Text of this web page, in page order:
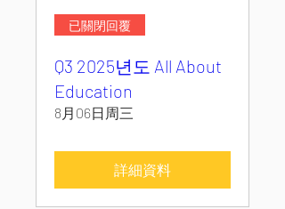
已關閉回覆
Q3 2025년도 All About
Education
8月06日周三
詳細資料